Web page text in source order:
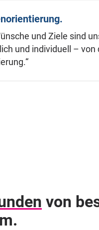
und Ziele sind
und individuell –
von